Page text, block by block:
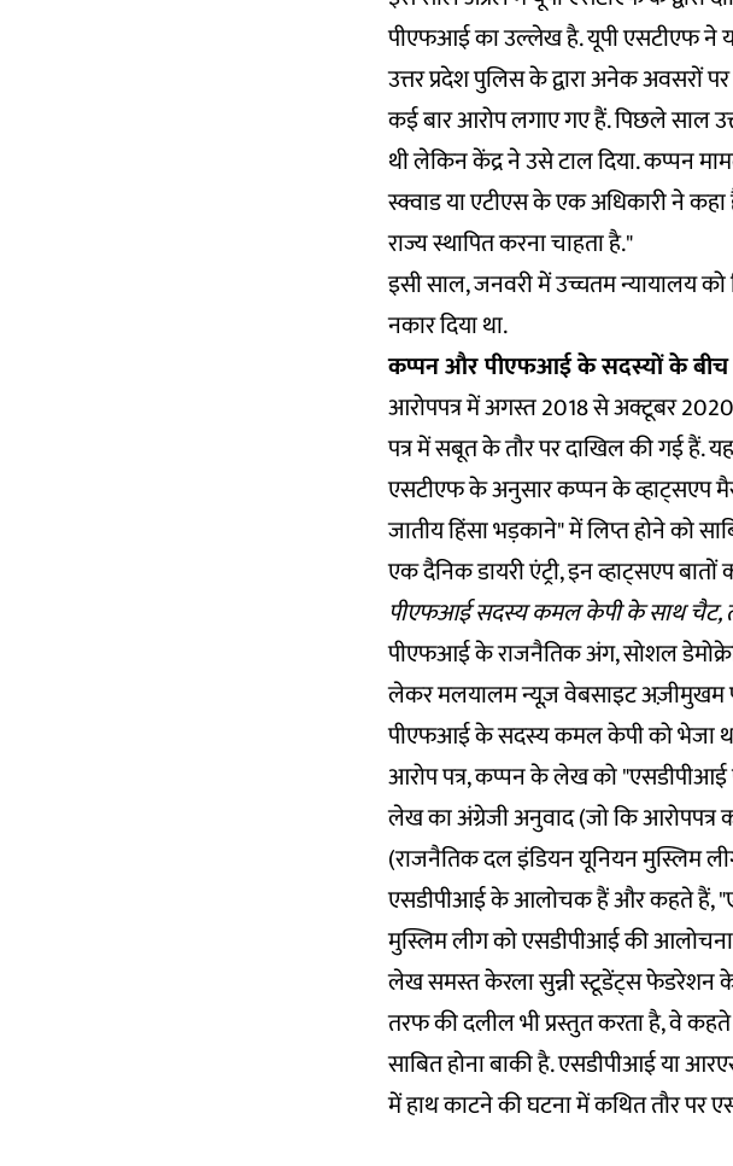
पीएफआई का उल्लेख है. यूपी एसटीएफ ने
उत्तर प्रदेश पुलिस के द्वारा अनेक
कई बार आरोप लगाए गए हैं. पिछले साल
थी लेकिन केंद्र ने उसे टाल दिया. कप्पन
स्क्वाड या एटीएस के एक अधिकारी ने
राज्य स्थापित करना चाहता है."
इसी साल, जनवरी में उच्चतम न्यायालय
नकारदिया था.
कप्पन और पीएफआई के सदस्यों के बीच
आरोपपत्र में अगस्त 2018 से अक्टूबर
पत्र में सबूत के तौर पर दाखिल की गई हैं.
एसटीएफ के अनुसार कप्पन के
जातीय हिंसा भड़काने" में लिप्त होने को
एक दैनिक डायरी एंट्री, इन व्हाट्सएप बातों
पीएफआई सदस्य कमल केपी के साथ चैट,
पीएफआई के राजनैतिक अंग, सोशल
लेकर मलयालम न्यूज़ वेबसाइटअज़ीमुखम
पीएफआई के सदस्य कमल केपी को भेजा
आरोप पत्र, कप्पन के लेख को "एसडीपीआई
लेख का अंग्रेजी अनुवाद (जो कि
(राजनैतिक दल इंडियन यूनियन मुस्लिम
एसडीपीआई के आलोचक हैं और कहते हैं,
मुस्लिम लीग को एसडीपीआई की
लेख समस्त केरला सुन्नी स्टूडेंट्स फेडरेशन
तरफ की दलील भी प्रस्तुत करता है, वे
साबित होना बाकी है. एसडीपीआई या
में हाथ काटने की घटना में कथित तौर पर